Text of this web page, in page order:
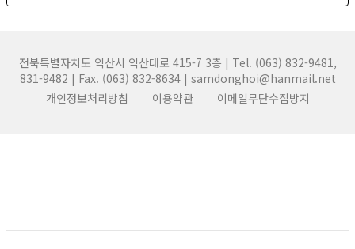
전북특별자치도 익산시 익산대로 415-7 3층 | Tel. (063) 832-9481,
831-9482 | Fax. (063) 832-8634 | samdonghoi@hanmail.net
개인정보처리방침
이용약관 이메일무단수집방지